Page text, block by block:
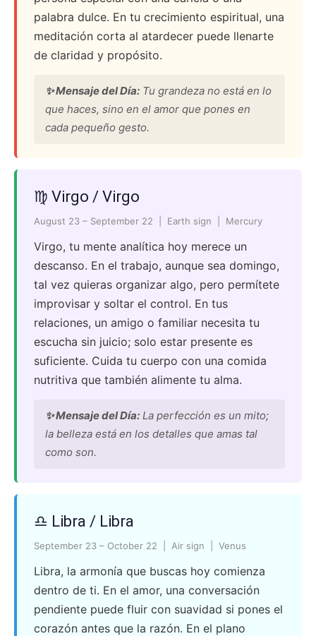
palabra dulce. En tu crecimiento espiritual, una
meditación corta al atardecer puede llenarte
de claridad y propósito.
✨ Mensaje del Día: Tu grandeza no está en lo
que haces, sino en el amor que pones en
cada pequeño gesto.
♍ Virgo / Virgo
August 23 – September 22 | Earth sign | Mercury
Virgo, tu mente analítica hoy merece un
descanso. En el trabajo, aunque sea domingo,
tal vez quieras organizar algo, pero permítete
improvisar y soltar el control. En tus
relaciones, un amigo o familiar necesita tu
escucha sin juicio; solo estar presente es
suficiente. Cuida tu cuerpo con una comida
nutritiva que también alimente tu alma.
✨ Mensaje del Día: La perfección es un mito;
la belleza está en los detalles que amas tal
como son.
♎ Libra / Libra
September 23 – October 22 | Air sign | Venus
Libra, la armonía que buscas hoy comienza
dentro de ti. En el amor, una conversación
pendiente puede fluir con suavidad si pones el
corazón antes que la razón. En el plano